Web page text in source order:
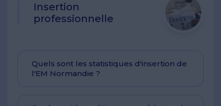
Insertion
professionnelle
Quels sont les statistiques d'insertion de
l'EM Normandie ?